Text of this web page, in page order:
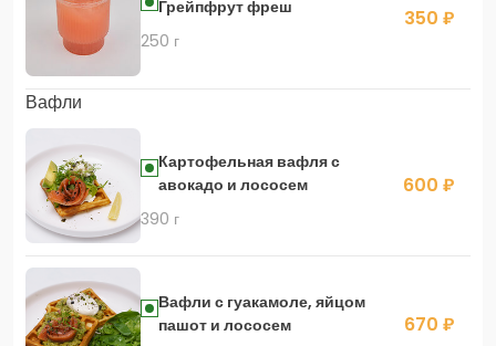
Грейпфрут фреш
250 г
350 ₽
Вафли
Картофельная вафля с
авокадо и лососем
390 г
600 ₽
Вафли с гуакамоле, яйцом
пашот и лососем
670 ₽